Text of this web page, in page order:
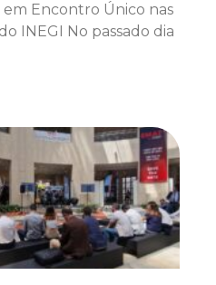
em Encontro Único nas
INEGI No passado dia